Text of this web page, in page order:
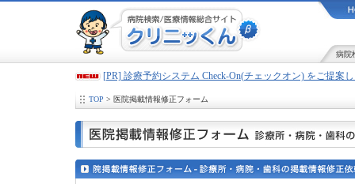
病院
[PR] 診療予約システム Check-On(チェックオン) をご提案
TOP > 医院掲載情報修正フォーム